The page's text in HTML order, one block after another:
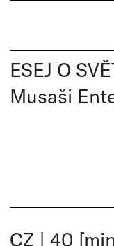
ESEJ O
Musaši
CZ | 40